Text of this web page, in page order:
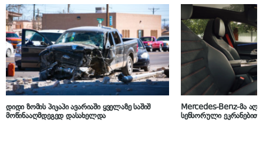
დიდი ზომის პიკაპი ავარიაში ყველაზე საშიშ
მოწინააღმდეგედ დასახელდა
Mercedes-Benz-მა
სენსორული